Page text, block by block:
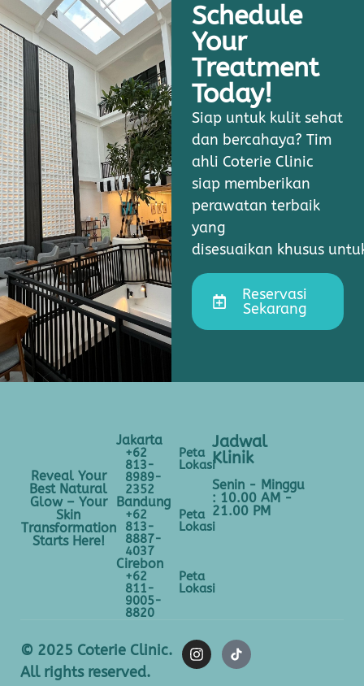
Schedule
Your
Treatment
Today!
Siap untuk kulit sehat
dan bercahaya? Tim
ahli Coterie Clinic
siap memberikan
perawatan terbaik
yang
disesuaikan khusus
Reservasi
Sekarang
Reveal Your
Best Natural
Glow – Your
Skin
Transformation
Starts Here!
Jakarta
+62
813-
8989-
2352
Peta
Lokasi
Bandung
+62
813-
8887-
4037
Peta
Lokasi
Cirebon
+62
811-
9005-
8820
Peta
Lokasi
Jadwal
Klinik
Senin - Minggu
: 10.00 AM -
21.00 PM
© 2025 Coterie Clinic.
All rights reserved.